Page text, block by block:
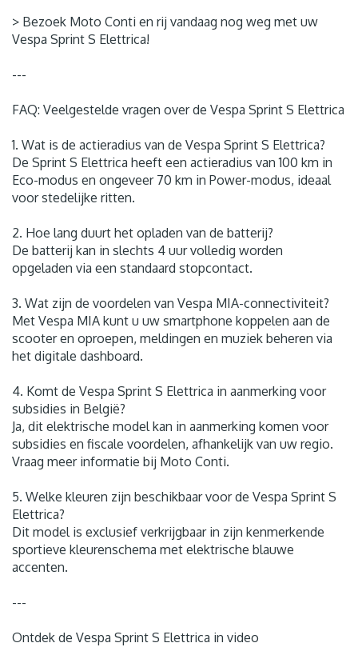
> Bezoek Moto Conti en rij vandaag nog weg met uw
Vespa Sprint S Elettrica!
---
FAQ: Veelgestelde vragen over de Vespa Sprint S Elettrica
1. Wat is de actieradius van de Vespa Sprint S Elettrica?
De Sprint S Elettrica heeft een actieradius van 100 km in
Eco-modus en ongeveer 70 km in Power-modus, ideaal
voor stedelijke ritten.
2. Hoe lang duurt het opladen van de batterij?
De batterij kan in slechts 4 uur volledig worden
opgeladen via een standaard stopcontact.
3. Wat zijn de voordelen van Vespa MIA-connectiviteit?
Met Vespa MIA kunt u uw smartphone koppelen aan de
scooter en oproepen, meldingen en muziek beheren via
het digitale dashboard.
4. Komt de Vespa Sprint S Elettrica in aanmerking voor
subsidies in België?
Ja, dit elektrische model kan in aanmerking komen voor
subsidies en fiscale voordelen, afhankelijk van uw regio.
Vraag meer informatie bij Moto Conti.
5. Welke kleuren zijn beschikbaar voor de Vespa Sprint S
Elettrica?
Dit model is exclusief verkrijgbaar in zijn kenmerkende
sportieve kleurenschema met elektrische blauwe
accenten.
---
Ontdek de Vespa Sprint S Elettrica in video